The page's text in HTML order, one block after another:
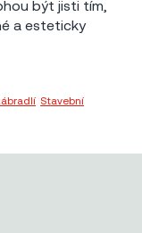
být jisti tím,
a esteticky
Stavební